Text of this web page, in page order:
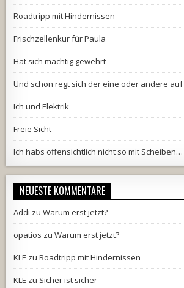
Roadtripp mit Hindernissen
Frischzellenkur für Paula
Hat sich mächtig gewehrt
Und schon regt sich der eine oder andere auf
Ich und Elektrik
Freie Sicht
Ich habs offensichtlich nicht so mit Scheiben…
NEUESTE KOMMENTARE
Addi zuWarum erst jetzt?
opatios zuWarum erst jetzt?
KLE zuRoadtripp mit Hindernissen
KLE zu Sicher ist sicher